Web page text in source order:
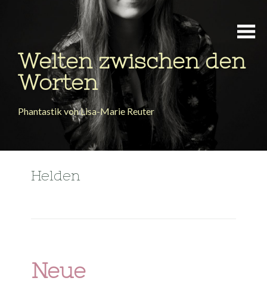
Welten zwischen den
Worten
Phantastik von Lisa-Marie Reuter
Helden
Neue